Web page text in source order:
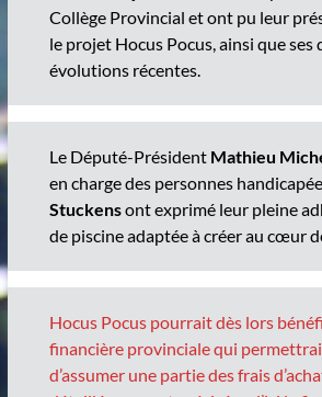
Collège Provincial et ont pu leur
le projet Hocus Pocus, ainsi que ses
évolutions récentes.
Le Député-Président Mathieu
en charge des personnes
Stuckensont exprimé leur pleine
de piscine adaptée à créer au cœur
Hocus Pocus pourrait dès lors
financière provinciale qui
d’assumer une partie des frais